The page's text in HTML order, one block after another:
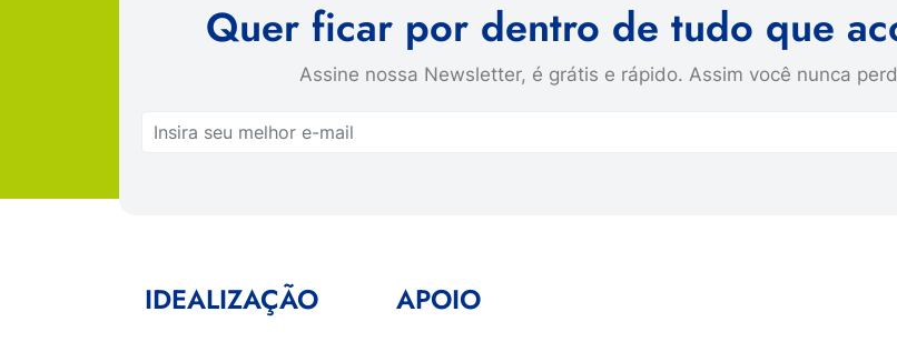
Quer ficar por dentro de tudo que
Assine nossa Newsletter, é grátis e rápido. Assim você nunca
IDEALIZAÇÃO APOIO